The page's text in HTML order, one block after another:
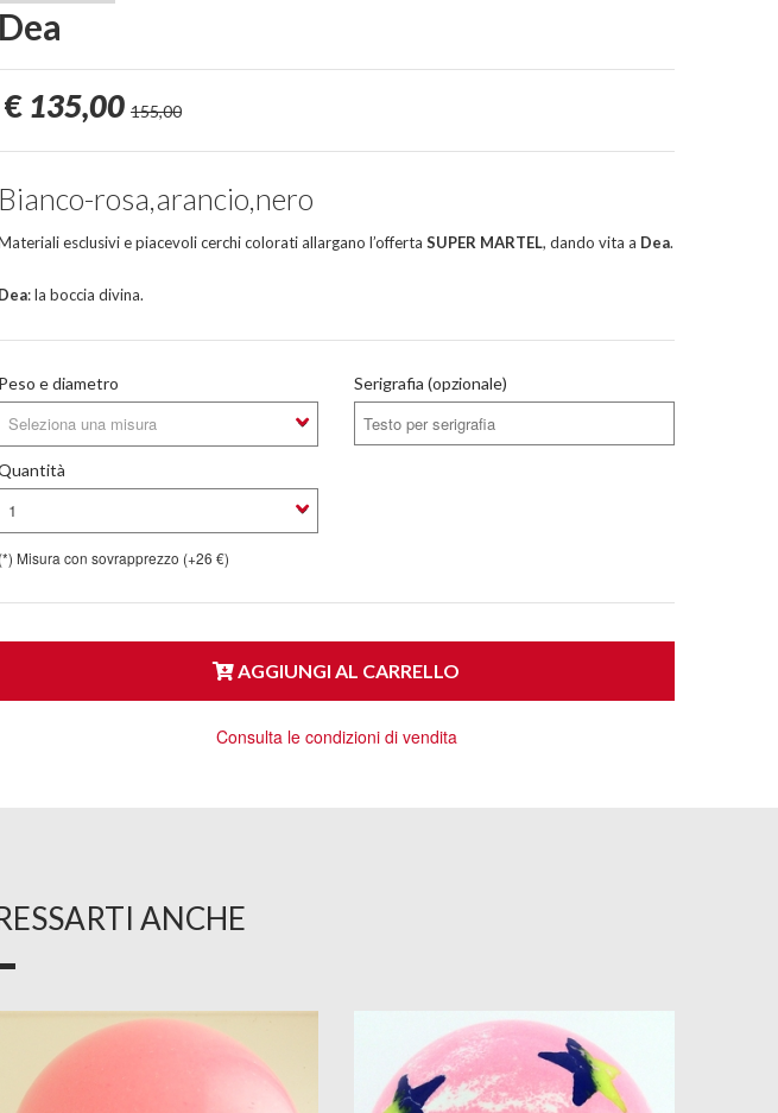
Dea
€ 135,00 155,00
Bianco-rosa,arancio,nero
esclusivi e piacevoli cerchi colorati allargano l’offerta SUPER MARTEL, dando vita a Dea.
Dea: la boccia divina.
Peso e diametro
Seleziona una misura
Serigrafia (opzionale)
1
(*) Misura con sovrapprezzo (+26 €)
AGGIUNGI AL CARRELLO
Consulta le condizioni di vendita
ANCHE